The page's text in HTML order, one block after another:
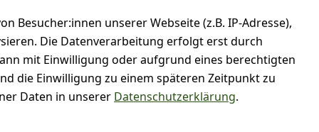
Besucher:innen unserer Webseite (z.B. IP-Adresse),
Die Datenverarbeitung erfolgt erst durch
mit Einwilligung oder aufgrund eines berechtigten
die Einwilligung zu einem späteren Zeitpunkt zu
Daten in unserer Datenschutzerklärung.